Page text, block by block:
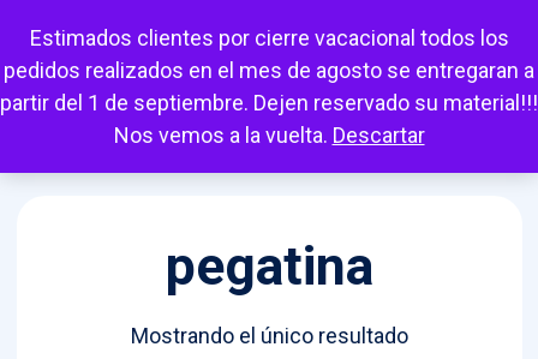
Estimados clientes por cierre vacacional todos los
pedidos realizados en el mes de agosto se entregaran a
partir del 1 de septiembre. Dejen reservado su material!!!
Nos vemos a la vuelta. Descartar
Mi cuenta Carrito Favoritos Escuchar
pegatina
Mostrando el único resultado